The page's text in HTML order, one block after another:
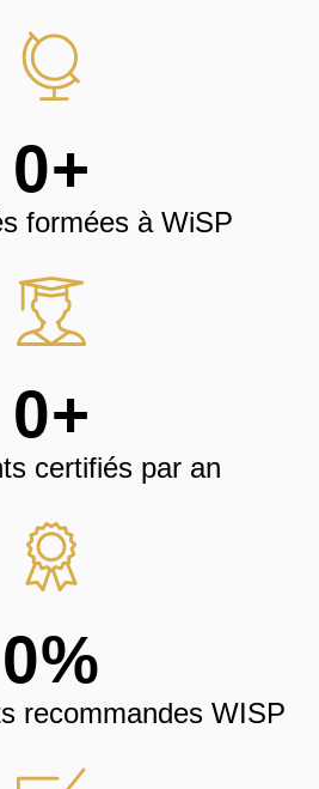
formées à WiSP
0+
certifiés par an
0+
recommandes WISP
0%